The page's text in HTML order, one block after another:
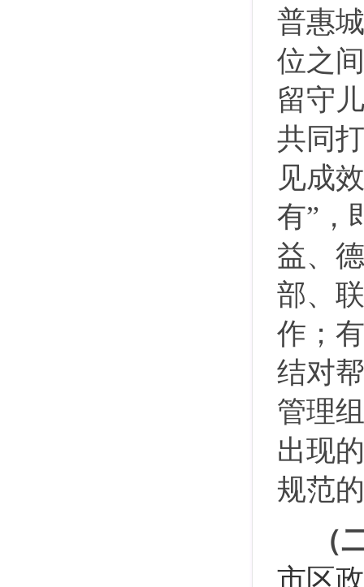
普惠
位之间
留守
共同
见成
有”，
益、
部、
作；
结对
管理
出现
规范
（
市区